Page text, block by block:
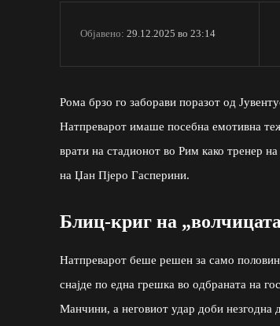
Објавено: 29.12.2025 во 23:14
Рома брзо го заборави поразот од
Натпреварот имаше посебна емотивна
врати на стадионот во Рим како тренер
на Џан Пјеро Гасперини.
Блиц-криг на
Натпреварот беше решен за само
снајде по една грешка во одбраната на
Манчини, а неговиот удар доби незгодна